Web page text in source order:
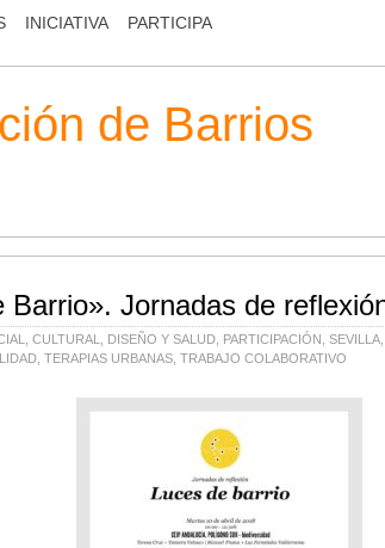
INICIATIVA PARTICIPA
de Barrios
Barrio». Jornadas de
CULTURAL DISEÑO Y SALUD PARTICIPACIÓN SEVILLA
TERAPIAS URBANAS TRABAJO COLABORATIVO